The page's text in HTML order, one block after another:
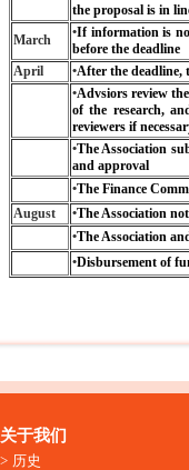
the proposal is in
March
•If information is
before the deadline
April
•After the deadline,
•Advsiors review
of the research,
reviewers if
•The Association
and approval
•The Finance
August
•The Association
•The Association
•Disbursement of
关于我们
历史